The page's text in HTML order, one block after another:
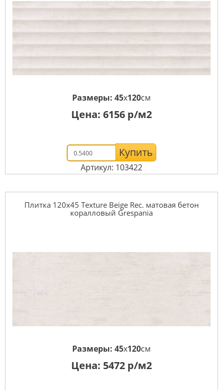
Размеры: 45x120см
Цена: 6156 р/м2
Купить
Артикул: 103422
Плитка 120x45 Texture Beige Rec. матовая бетон
коралловый Grespania
Размеры: 45x120см
Цена: 5472 р/м2